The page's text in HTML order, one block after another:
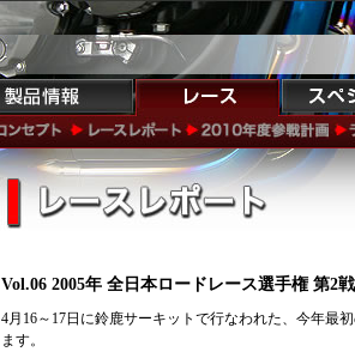
Vol.06 2005年 全日本ロードレース選手権 第2
4月16～17日に鈴鹿サーキットで行なわれた、今年最
ます。